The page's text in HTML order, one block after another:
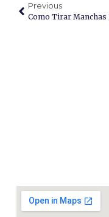
Previous